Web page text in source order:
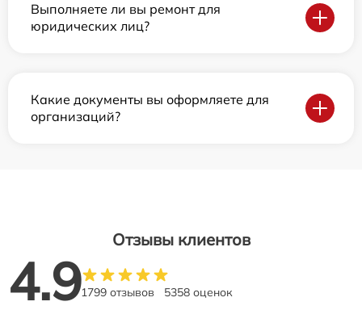
Выполняете ли вы ремонт для
юридических лиц?
Какие документы вы оформляете для
организаций?
Отзывы клиентов
4.91799 отзывов 5358 оценок